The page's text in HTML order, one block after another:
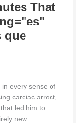
That
que
in every sense of
cardiac arrest,
led him to
new